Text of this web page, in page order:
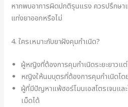
หากพบอาการผิดปกติรุนแรง ควรปรึกษา
แท่งยาออกหรือไม่
4. ใครเหมาะกับยาฝังคุมกำเนิด?
ผู้หญิงที่ต้องการคุมกำเนิดระยะยาวแต่
หญิงให้นมบุตรที่ต้องการคุมกำเนิดโด
ผู้ที่มีปัญหาแพ้ฮอร์โมนเอสโตรเจนแล
เม็ดได้